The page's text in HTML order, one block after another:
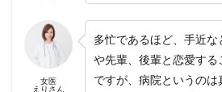
女医
えりさん
多忙であるほど、手近
や先輩、後輩と恋愛する
ですが、病院というの